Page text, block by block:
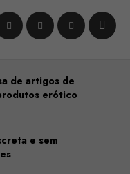
de artigos de
erótico
e sem